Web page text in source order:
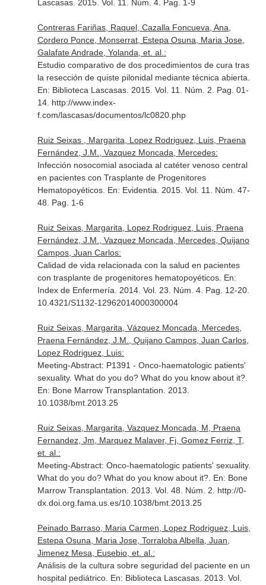
Lascasas. 2015. Vol. 11. Núm. 4. Pag. 1-9
Contreras Fariñas, Raquel, Cazalla Foncueva, Ana,
Cordero Ponce, Monserrat, Estepa Osuna, Maria Jose,
Galafate Andrade, Yolanda, et. al.:
Estudio comparativo de dos procedimientos de cura tras
la resección de quiste pilonidal mediante técnica abierta.
En: Biblioteca Lascasas. 2015. Vol. 11. Núm. 2. Pag. 01-
14. http://www.index-
f.com/lascasas/documentos/lc0820.php
Ruiz Seixas , Margarita, Lopez Rodriguez, Luis, Praena
Fernández, J.M., Vazquez Moncada, Mercedes:
Infección nosocomial asociada al catéter venoso central
en pacientes con Trasplante de Progenitores
Hematopoyéticos. En: Evidentia . 2015. Vol. 11. Núm. 47-
48. Pag. 1-6
Ruiz Seixas, Margarita, Lopez Rodriguez, Luis, Praena
Fernández, J.M., Vazquez Moncada, Mercedes, Quijano
Campos, Juan Carlos:
Calidad de vida relacionada con la salud en pacientes
con trasplante de progenitores hematopoyéticos. En:
Index de Enfermería . 2014. Vol. 23. Núm. 4. Pag. 12-20.
10.4321/S1132-12962014000300004
Ruiz Seixas, Margarita, Vázquez Moncada, Mercedes,
Praena Fernández, J.M., Quijano Campos, Juan Carlos,
Lopez Rodriguez, Luis:
Meeting-Abstract: P1391 - Onco-haematologic patients'
sexuality. What do you do? What do you know about it?.
En: Bone Marrow Transplantation . 2013.
10.1038/bmt.2013.25
Ruiz Seixas, Margarita, Vazquez Moncada, M, Praena
Fernandez, Jm, Marquez Malaver, Fj, Gomez Ferriz, T,
et. al.:
Meeting-Abstract: Onco-haematologic patients' sexuality.
What do you do? What do you know about it?. En: Bone
Marrow Transplantation . 2013. Vol. 48. Núm. 2. http://0-
dx.doi.org.fama.us.es/10.1038/bmt.2013.25
Peinado Barraso, Maria Carmen, Lopez Rodriguez, Luis,
Estepa Osuna, Maria Jose, Torraloba Albella, Juan,
Jimenez Mesa, Eusebio, et. al.:
Análisis de la cultura sobre seguridad del paciente en un
hospital pediátrico. En: Biblioteca Lascasas. 2013. Vol.